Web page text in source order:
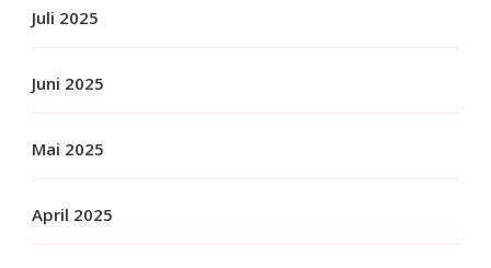
Juli 2025
Juni 2025
Mai 2025
April 2025